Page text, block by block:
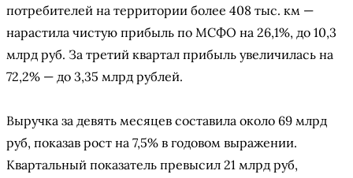
потребителей на территории более 408 тыс. км —
нарастила чистую прибыль по МСФО на 26,1%, до 10,3
млрд руб. За третий квартал прибыль увеличилась на
72,2% — до 3,35 млрд рублей.
Выручка за девять месяцев составила около 69 млрд
руб, показав рост на 7,5% в годовом выражении.
Квартальный показатель превысил 21 млрд руб,